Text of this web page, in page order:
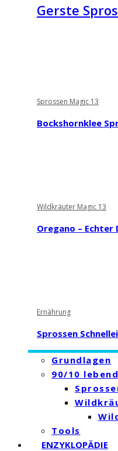
Gerste
Sprossen Magic 13
Bockshornklee
Wildkräuter Magic 13
Oregano – Echter
Ernährung
Sprossen
Grundlagen
90/10
Tools
ENZYKLOPÄDIE